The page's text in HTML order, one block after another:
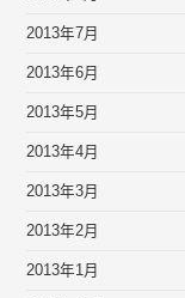
2013年7月
2013年6月
2013年5月
2013年4月
2013年3月
2013年2月
2013年1月